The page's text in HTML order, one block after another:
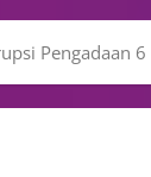
Pengadaan